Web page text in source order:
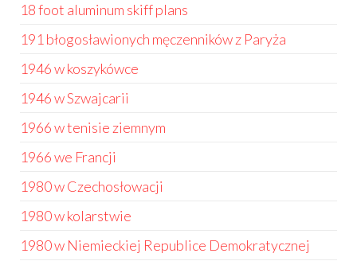
18 foot aluminum skiff plans
191 błogosławionych męczenników z Paryża
1946 w koszykówce
1946 w Szwajcarii
1966 w tenisie ziemnym
1966 we Francji
1980 w Czechosłowacji
1980 w kolarstwie
1980 w Niemieckiej Republice Demokratycznej